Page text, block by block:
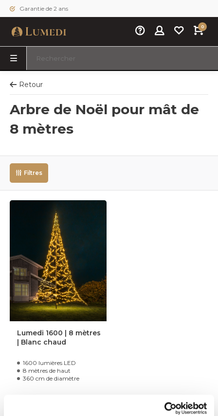
Garantie de 2 ans
0
Retour
Arbre de Noël pour mât de
8 mètres
Filtres
Lumedi 1600 | 8 mètres
| Blanc chaud
1600 lumières LED
8 mètres de haut
360 cm de diamètre